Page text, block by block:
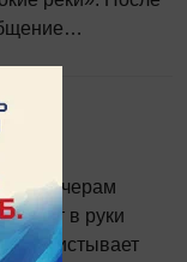
по вечерам
Берёт в руки
пролистывает